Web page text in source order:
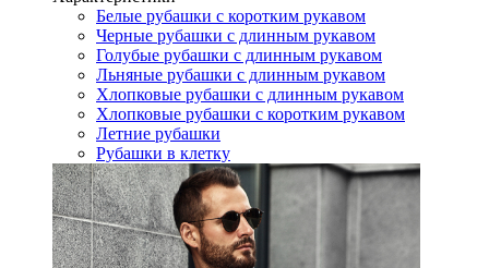
Белые рубашки с коротким рукавом
Черные рубашки с длинным рукавом
Голубые рубашки с длинным рукавом
Льняные рубашки с длинным рукавом
Хлопковые рубашки с длинным рукавом
Хлопковые рубашки с коротким рукавом
Летние рубашки
Рубашки в клетку